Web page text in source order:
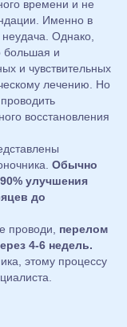
времени и не
Именно в
Однако,
большая и
и чувствительных
лечению. Но
восстановления
Обычно
улучшения
до
проводи, перелом
4-6 недель.
этому процессу